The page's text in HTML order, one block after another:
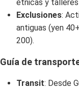
étnicas y
Exclusiones:
antiguas (yen
200).
Guía de
Transit: Desde